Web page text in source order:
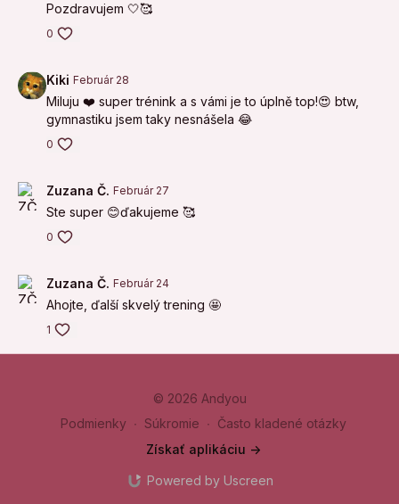
Pozdravujem 🤍🥰
0
Kiki Február 28
Miluju ❤️ super trénink a s vámi je to úplně top!😍 btw,
gymnastiku jsem taky nesnášela 😂
0
Zuzana Č. Február 27
Ste super 😊ďakujeme 🥰
0
Zuzana Č. Február 24
Ahojte, ďalší skvelý trening 🤩
1
© 2026 Andyou
Podmienky ∙ Súkromie ∙ Často kladené otázky
Získať aplikáciu ->
Powered by Uscreen